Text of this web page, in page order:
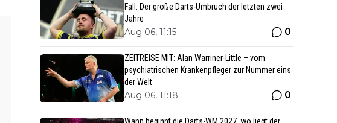
Fall: Der große Darts-Umbruch der letzten zwei
Jahre
Aug 06, 11:15 0
ZEITREISE MIT: Alan Warriner-Little – vom
psychiatrischen Krankenpfleger zur Nummer eins
der Welt
Aug 06, 11:18 0